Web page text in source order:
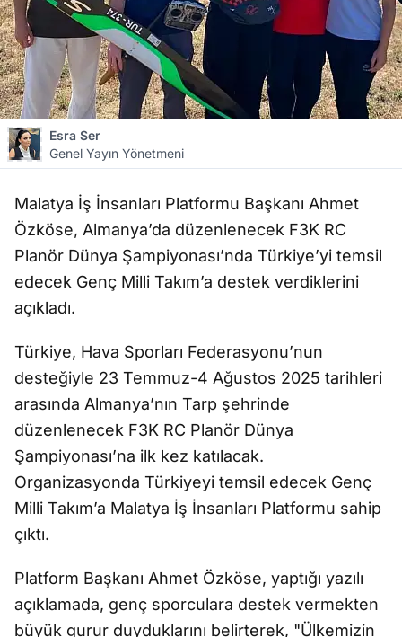
Esra Ser
Genel Yayın Yönetmeni
Malatya İş İnsanları Platformu Başkanı Ahmet
Özköse, Almanya’da düzenlenecek F3K RC
Planör Dünya Şampiyonası’nda Türkiye’yi temsil
edecek Genç Milli Takım’a destek verdiklerini
açıkladı.
Türkiye, Hava Sporları Federasyonu’nun
desteğiyle 23 Temmuz-4 Ağustos 2025 tarihleri
arasında Almanya’nın Tarp şehrinde
düzenlenecek F3K RC Planör Dünya
Şampiyonası’na ilk kez katılacak.
Organizasyonda Türkiyeyi temsil edecek Genç
Milli Takım’a Malatya İş İnsanları Platformu sahip
çıktı.
Platform Başkanı Ahmet Özköse, yaptığı yazılı
açıklamada, genç sporculara destek vermekten
büyük gurur duyduklarını belirterek, "Ülkemizin